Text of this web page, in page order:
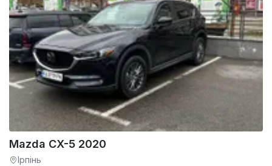
Mazda CX-5 2020
Ірпінь